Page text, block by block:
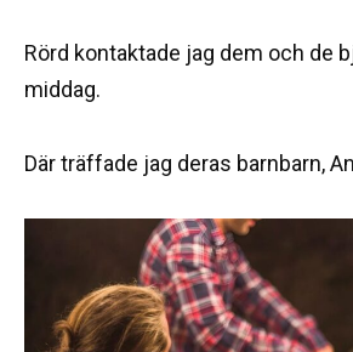
Rörd kontaktade jag dem och de
middag.
Där träffade jag deras barnbarn,